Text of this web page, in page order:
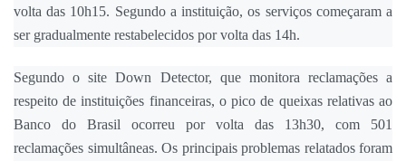
volta das 10h15. Segundo a instituição, os serviços começaram a
ser gradualmente restabelecidos por volta das 14h.
Segundo o site Down Detector, que monitora reclamações a
respeito de instituições financeiras, o pico de queixas relativas ao
Banco do Brasil ocorreu por volta das 13h30, com 501
reclamações simultâneas. Os principais problemas relatados foram